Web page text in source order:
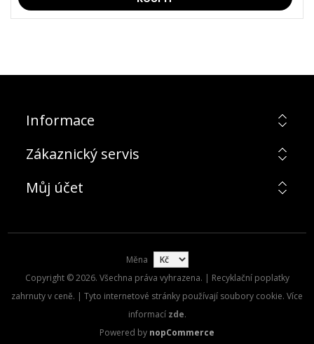
Informace
Zákaznický servis
Můj účet
Měna
Copyright © 2026. Všechna práva vyhrazena. | Recyklační poplatky
zahrnuty v ceně. | Tyto internetové stránky používají soubory cookie. Více
informací zde.
Powered by nopCommerce